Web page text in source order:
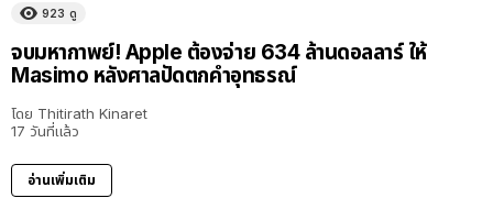
923 ดู
จบมหากาพย์! Apple ต้องจ่าย 634 ล้านดอลลาร์ ให้
Masimo หลังศาลปัดตกคำอุทธรณ์
โดย Thitirath Kinaret
17 วันที่แล้ว
อ่านเพิ่มเติม